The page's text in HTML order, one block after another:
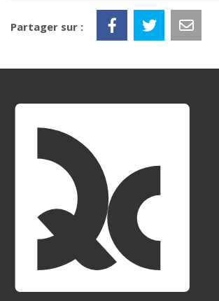
Partager sur :